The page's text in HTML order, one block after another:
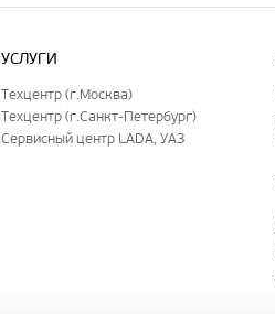
УСЛУГИ
Техцентр (г.Москва)
Техцентр (г.Санкт-Петербург)
Сервисный центр LADA, УАЗ